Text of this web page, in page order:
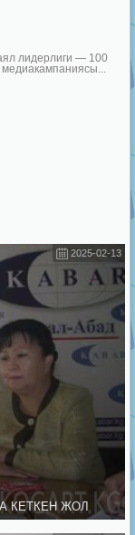
лидерлиги — 100
2025-02-13
КЕТКЕН ЖОЛ